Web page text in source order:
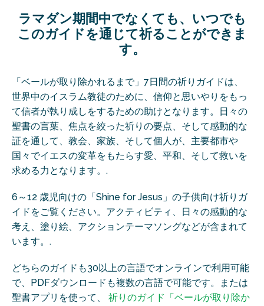
ラマダン期間中でなくても、いつでも
このガイドを通じて祈ることができま
す。
「ベールが取り除かれるまで」7日間の祈りガイドは、
世界中のイスラム教徒のために、信仰と思いやりをもっ
て信者が執り成しをするための助けとなります。日々の
聖書の言葉、焦点を絞った祈りの要点、そして感動的な
証を通して、教会、家族、そして個人が、主要都市や
国々でイエスの変革をもたらす愛、平和、そして救いを
求める力となります。.
6～12 歳児向けの「Shine for Jesus」の子供向け祈りガ
イドをご覧ください。アクティビティ、日々の感動的な
考え、塗り絵、アクションテーマソングなどが含まれて
います。.
どちらのガイドも30以上の言語でオンラインで利用可能
で、PDFダウンロードも複数の言語で可能です。または
聖書アプリを使って、 祈りのガイド「ベールが取り除か